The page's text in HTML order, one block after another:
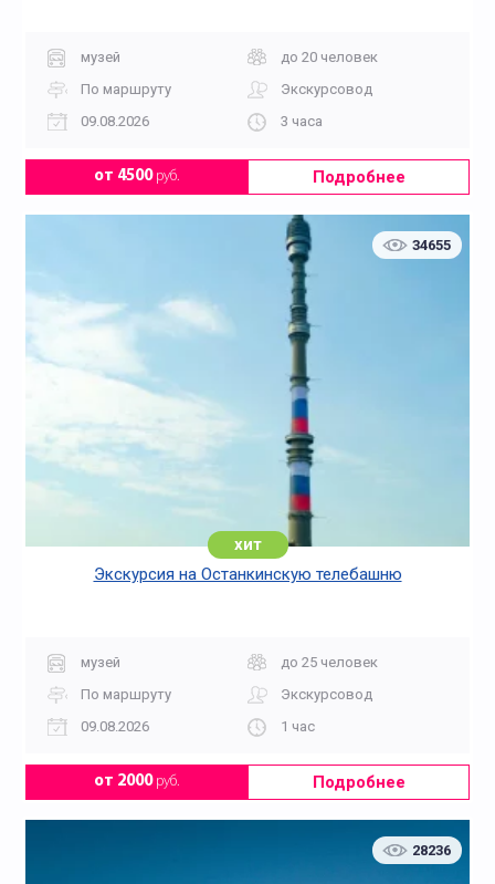
музей
до 20 человек
По маршруту
Экскурсовод
09.08.2026
3 часа
от 4500руб. Подробнее
34655
хит
Экскурсия на Останкинскую телебашню
музей
до 25 человек
По маршруту
Экскурсовод
09.08.2026
1 час
от 2000руб. Подробнее
28236